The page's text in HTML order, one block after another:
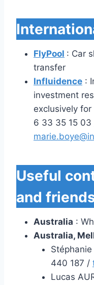
FlyPool : Car
transfer
Influidence :
investment
exclusively
6 33 35 15 03
Useful
and
Australia :
Australia,
Stéphanie
440 187 /
Lucas